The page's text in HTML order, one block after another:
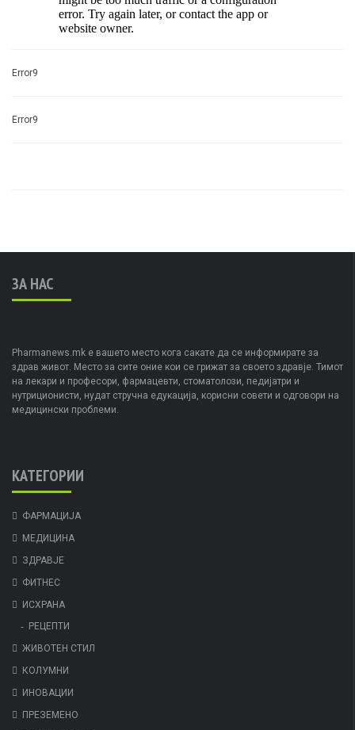
Error9
Error9
ЗА НАС
Pharmanews.mk е вашето место кога сакате да се информирате за
здрав живот. Место за сите оние кои се грижат за своето здравје. Тимот
на лекари и професори, фармацевти, стоматолози, педијатри и
нутриционисти, нудат стручна едукација, корисни совети и одговори на
медицински проблеми.
КАТЕГОРИИ
ФАРМАЦИЈА
МЕДИЦИНА
ЗДРАВЈЕ
ФИТНЕС
ИСХРАНА
РЕЦЕПТИ
ЖИВОТЕН СТИЛ
КОЛУМНИ
ИНОВАЦИИ
ПРЕЗЕМЕНО